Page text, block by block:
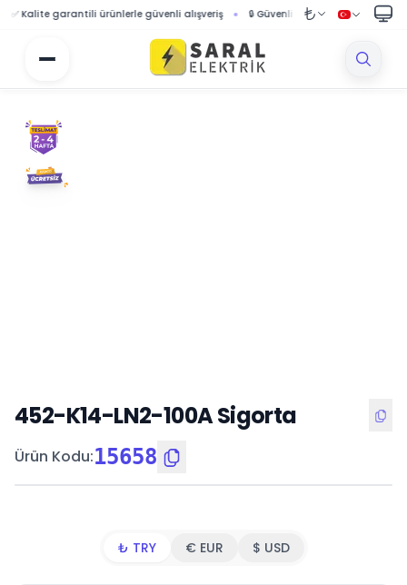
garantili ürünlerle güvenli alışveriş 🔒 Güvenli ödeme sistemi ile korumalı
452-K14-LN2-100A Sigorta
Ürün Kodu:15658
₺ TRY € EUR $ USD